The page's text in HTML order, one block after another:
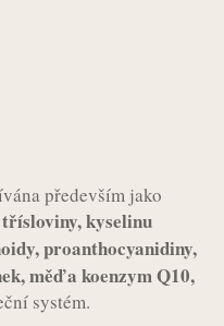
především jako
třísloviny, kyselinu
proanthocyanidiny,
měď a koenzym Q10,
systém.